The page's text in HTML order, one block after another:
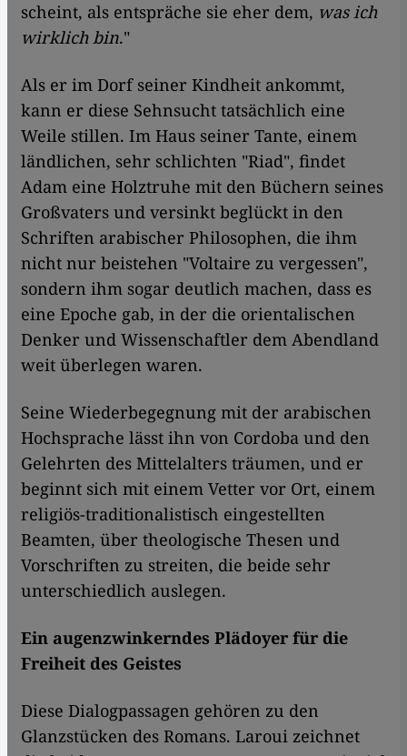
scheint, als entspräche sie eher dem, was ich
wirklich bin."
Als er im Dorf seiner Kindheit ankommt,
kann er diese Sehnsucht tatsächlich eine
Weile stillen. Im Haus seiner Tante, einem
ländlichen, sehr schlichten "Riad", findet
Adam eine Holztruhe mit den Büchern seines
Großvaters und versinkt beglückt in den
Schriften arabischer Philosophen, die ihm
nicht nur beistehen "Voltaire zu vergessen",
sondern ihm sogar deutlich machen, dass es
eine Epoche gab, in der die orientalischen
Denker und Wissenschaftler dem Abendland
weit überlegen waren.
Seine Wiederbegegnung mit der arabischen
Hochsprache lässt ihn von Cordoba und den
Gelehrten des Mittelalters träumen, und er
beginnt sich mit einem Vetter vor Ort, einem
religiös-traditionalistisch eingestellten
Beamten, über theologische Thesen und
Vorschriften zu streiten, die beide sehr
unterschiedlich auslegen.
Ein augenzwinkerndes Plädoyer für die
Freiheit des Geistes
Diese Dialogpassagen gehören zu den
Glanzstücken des Romans. Laroui zeichnet